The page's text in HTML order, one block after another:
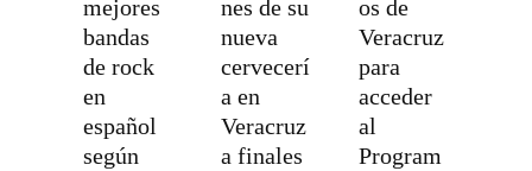
mejores
bandas
de rock
en
español
según
nes de su
nueva
cervecerí
a en
Veracruz
a finales
os de
Veracruz
para
acceder
al
Program